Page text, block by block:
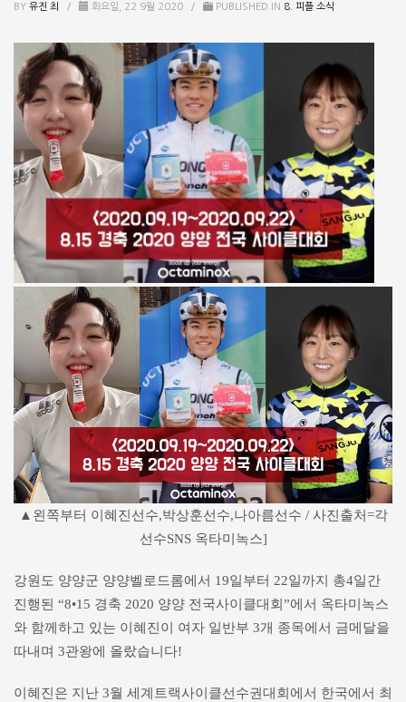
BY 유진 최 / 화요일, 22 9월 2020 / PUBLISHED IN 8. 피플 소식
▲왼쪽부터 이혜진선수,박상훈선수,나아름선수 / 사진출처=각
선수SNS 옥타미녹스]
강원도 양양군 양양벨로드롬에서 19일부터 22일까지 총4일간
진행된 “8•15 경축 2020 양양 전국사이클대회”에서 옥타미녹스
와 함께하고 있는 이혜진이 여자 일반부 3개 종목에서 금메달을
따내며 3관왕에 올랐습니다!
이혜진은 지난 3월 세계트랙사이클선수권대회에서 한국에서 최